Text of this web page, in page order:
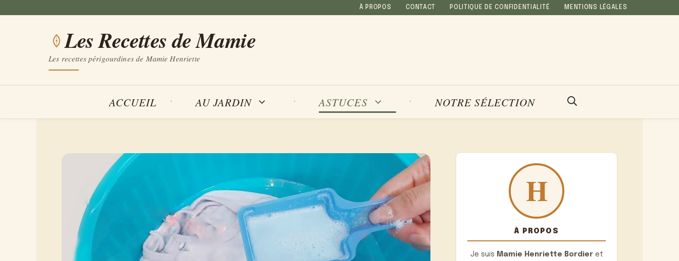
À PROPOS CONTACT POLITIQUE DE CONFIDENTIALITÉ MENTIONS LÉGALES
Les Recettes de Mamie
Les recettes périgourdines de Mamie Henriette
ACCUEIL AU JARDIN ASTUCES NOTRE SÉLECTION
À PROPOS
Je suis Mamie Henriette Bordieret